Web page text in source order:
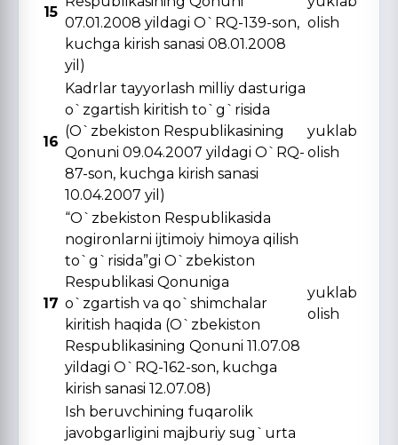
15
07.01.2008 yildagi O`RQ-139-son,
kuchga kirish sanasi 08.01.2008
yil)
olish
16
Kadrlar tayyorlash milliy dasturiga
o`zgartish kiritish to`g`risida
(O`zbekiston Respublikasining
Qonuni 09.04.2007 yildagi O`RQ-
87-son, kuchga kirish sanasi
10.04.2007 yil)
yuklab
olish
17
“O`zbekiston Respublikasida
nogironlarni ijtimoiy himoya qilish
to`g`risida”gi O`zbekiston
Respublikasi Qonuniga
o`zgartish va qo`shimchalar
kiritish haqida (O`zbekiston
Respublikasining Qonuni 11.07.08
yildagi O`RQ-162-son, kuchga
kirish sanasi 12.07.08)
yuklab
olish
Ish beruvchining fuqarolik
javobgarligini majburiy sug`urta